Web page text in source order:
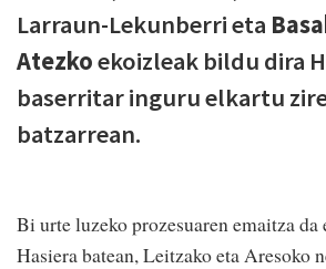
Larraun-Lekunberri eta
Atezkoekoizleak bildu dira
baserritar inguru elkartu
batzarrean.
Bi urte luzeko prozesuaren emaitza
Hasiera batean, Leitzako eta Aresoko